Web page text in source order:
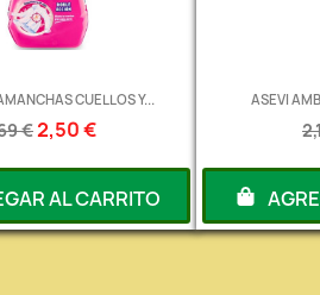
CUELLOS Y...
€2,50 €
AL CARRITO
ASEVI